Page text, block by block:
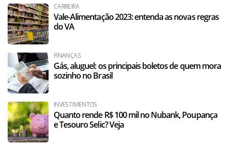
CARREIRA
Vale-Alimentação 2023: entenda as novas regras
do VA
FINANÇAS
Gás, aluguel: os principais boletos de quem mora
sozinho no Brasil
INVESTIMENTOS
Quanto rende R$ 100 mil no Nubank, Poupança
e Tesouro Selic? Veja